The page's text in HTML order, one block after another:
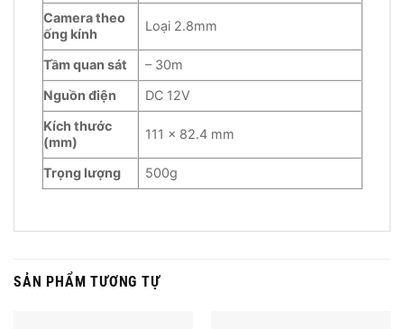
Camera theo
ống kính
Loại 2.8mm
Tầm quan sát
– 30m
Nguồn điện
DC 12V
Kích thước
(mm)
111 × 82.4 mm
Trọng lượng 500g
SẢN PHẨM TƯƠNG TỰ